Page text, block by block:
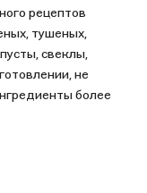
рецептов
тушеных,
свеклы,
не
более